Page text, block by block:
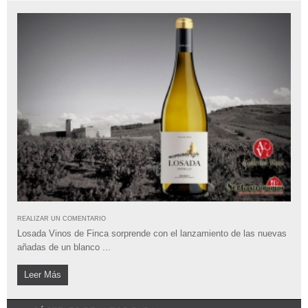
REALIZAR UN COMENTARIO
Losada Vinos de Finca sorprende con el lanzamiento de las nuevas
añadas de un blanco ...
Leer Más